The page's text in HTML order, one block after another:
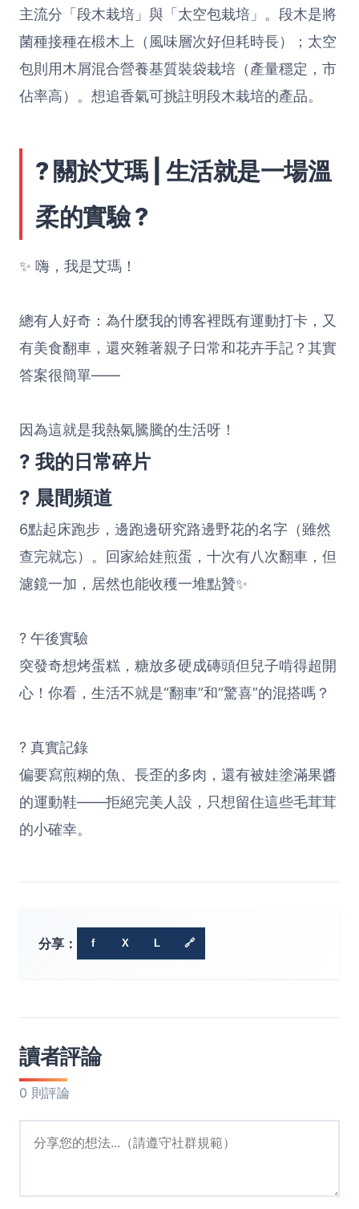
主流分「段木栽培」與「太空包栽培」。段木是將
菌種接種在椴木上（風味層次好但耗時長）；太空
包則用木屑混合營養基質裝袋栽培（產量穩定，市
佔率高）。想追香氣可挑註明段木栽培的產品。
? 關於艾瑪 | 生活就是一場溫
柔的實驗 ?
✨ 嗨，我是艾瑪！
總有人好奇：為什麼我的博客裡既有運動打卡，又
有美食翻車，還夾雜著親子日常和花卉手記？其實
答案很簡單——
因為這就是我熱氣騰騰的生活呀！
? 我的日常碎片
? 晨間頻道
6點起床跑步，邊跑邊研究路邊野花的名字（雖然
查完就忘）。回家給娃煎蛋，十次有八次翻車，但
濾鏡一加，居然也能收穫一堆點贊✨
? 午後實驗
突發奇想烤蛋糕，糖放多硬成磚頭但兒子啃得超開
心！你看，生活不就是“翻車”和“驚喜”的混搭嗎？
? 真實記錄
偏要寫煎糊的魚、長歪的多肉，還有被娃塗滿果醬
的運動鞋——拒絕完美人設，只想留住這些毛茸茸
的小確幸。
分享： f X L 🔗
讀者評論
0 則評論